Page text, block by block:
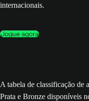
internacionais.
Jogue agora
A tabela de classificação de
Prata e Bronze disponíveis